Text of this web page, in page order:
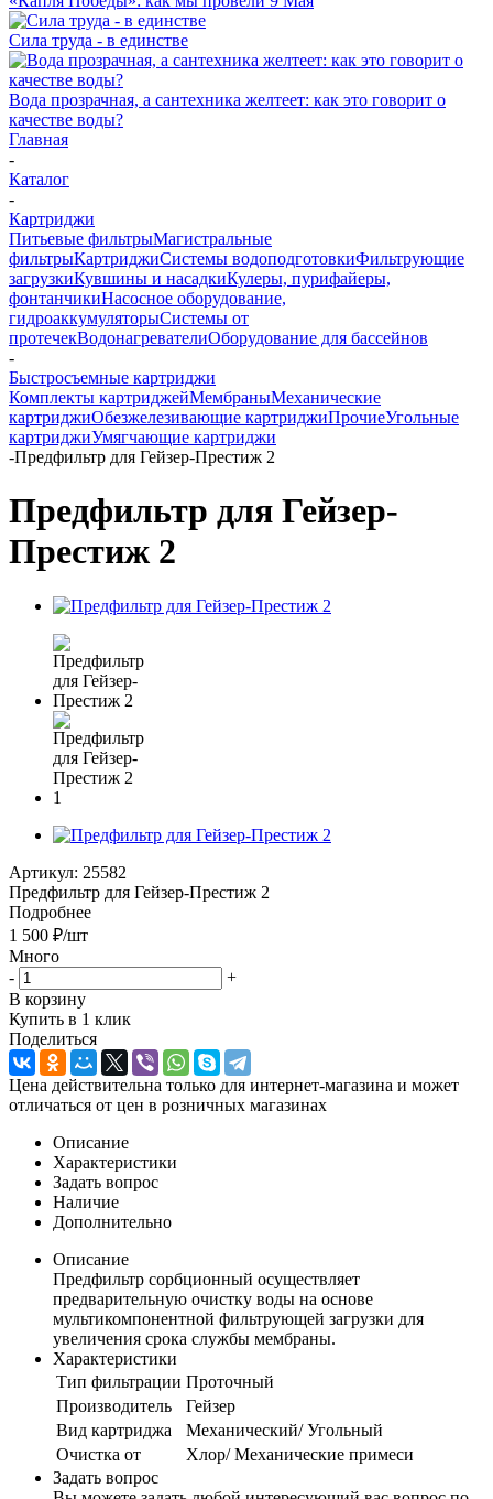
Сила труда - в единстве
Вода прозрачная, а сантехника желтеет: как это говорит о
качестве воды?
Главная
-
Каталог
-
Картриджи
Питьевые фильтрыМагистральные
фильтрыКартриджиСистемы водоподготовкиФильтрующие
загрузкиКувшины и насадкиКулеры, пурифайеры,
фонтанчикиНасосное оборудование,
гидроаккумуляторыСистемы от
протечекВодонагревателиОборудование для бассейнов
-
Быстросъемные картриджи
Комплекты картриджейМембраныМеханические
картриджиОбезжелезивающие картриджиПрочиеУгольные
картриджиУмягчающие картриджи
-Предфильтр для Гейзер-Престиж 2
Предфильтр для Гейзер-
Престиж 2
Артикул: 25582
Предфильтр для Гейзер-Престиж 2
Подробнее
1 500 ₽/шт
Много
-
+
В корзину
Купить в 1 клик
Поделиться
Цена действительна только для интернет-магазина и может
отличаться от цен в розничных магазинах
Описание
Характеристики
Задать вопрос
Наличие
Дополнительно
Описание
Предфильтр сорбционный осуществляет
предварительную очистку воды на основе
мультикомпонентной фильтрующей загрузки для
увеличения срока службы мембраны.
Характеристики
Тип фильтрации Проточный
Производитель
Гейзер
Вид картриджа
Механический/ Угольный
Очистка от
Хлор/ Механические примеси
Задать вопрос